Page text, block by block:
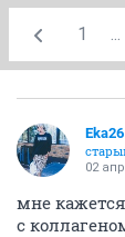
1 ...
Eka26
02
мне
с